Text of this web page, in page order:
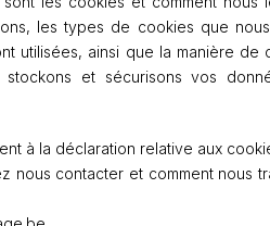
les types de cookies que
utilisées, ainsi que la manière
et sécurisons vos
à la déclaration relative aux
nous contacter et comment nous